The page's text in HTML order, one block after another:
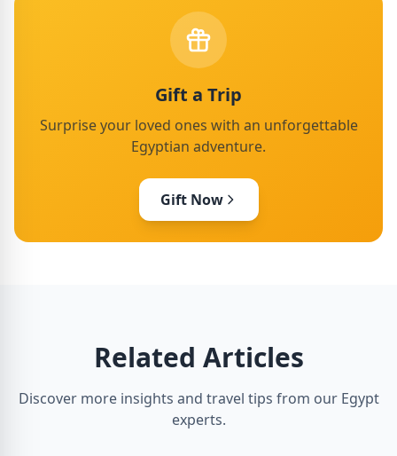
Gift a Trip
Surprise your loved ones with an unforgettable
Egyptian adventure.
Gift Now
Related Articles
Discover more insights and travel tips from our Egypt
experts.